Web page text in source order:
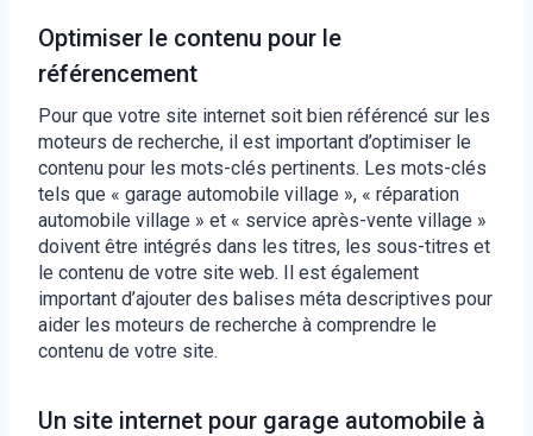
Optimiser le contenu pour le
référencement
Pour que votre site internet soit bien référencé sur les
moteurs de recherche, il est important d’optimiser le
contenu pour les mots-clés pertinents. Les mots-clés
tels que « garage automobile village », « réparation
automobile village » et « service après-vente village »
doivent être intégrés dans les titres, les sous-titres et
le contenu de votre site web. Il est également
important d’ajouter des balises méta descriptives pour
aider les moteurs de recherche à comprendre le
contenu de votre site.
Un site internet pour garage automobile à